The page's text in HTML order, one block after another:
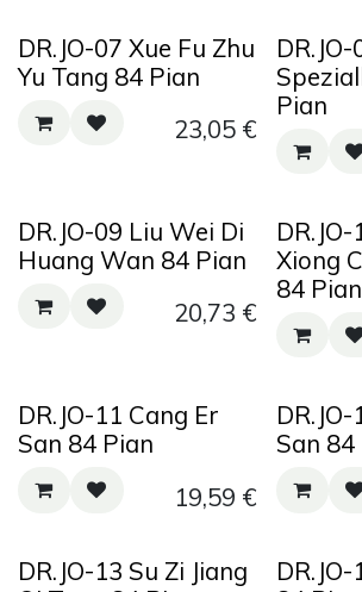
DR.JO-07 Xue Fu Zhu
Yu Tang 84 Pian
23,05€
DR.JO-
Pian
DR.JO-09 Liu Wei Di
Huang Wan 84 Pian
20,73 €
Xiong
84 Pian
DR.JO-11 Cang Er
San 84 Pian
19,59 €
San 84
DR.JO-13 Su Zi Jiang